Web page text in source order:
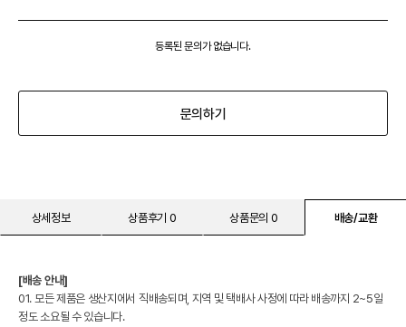
등록된 문의가 없습니다.
문의하기
상세정보 상품후기 0 상품문의 0 배송/교환
[배송 안내]
01. 모든 제품은 생산지에서 직배송되며, 지역 및 택배사 사정에 따라 배송까지 2~5일
정도 소요될 수 있습니다.